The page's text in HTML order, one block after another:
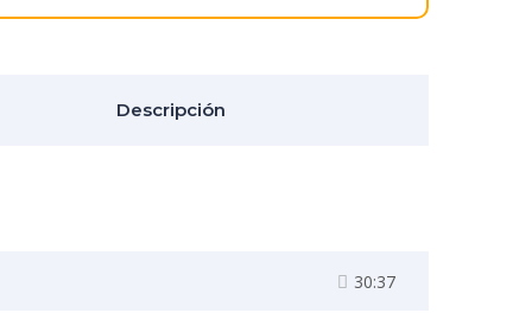
Descripción
30:37